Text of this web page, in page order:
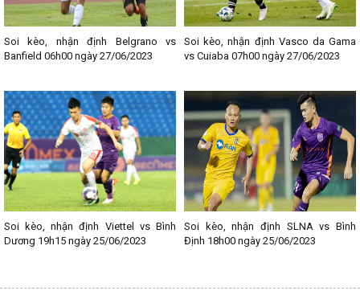
Lịch thi đấu bóng đá các giải nổi bật:
- Lịch thi đấu Ngoại hạng Anh
- Lịch thi đấu La Liga
- Lịch thi đấu Bundesliga
- Lịch thi đấu V - League
- Lịch thi đấu Cup C1
Soi kèo, nhận định Belgrano vs
Banfield 06h00 ngày 27/06/2023
Soi kèo, nhận định Vasco da Gama
vs Cuiaba 07h00 ngày 27/06/2023
Soi kèo, nhận định Viettel vs Bình
Dương 19h15 ngày 25/06/2023
Soi kèo, nhận định SLNA vs Bình
Định 18h00 ngày 25/06/2023